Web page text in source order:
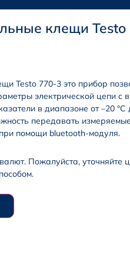
клещи
Testo 770-3 это прибор
электрической цепи с
в диапазоне от –20
передавать
помощи bluetooth-модуля.
Пожалуйста, уточняйте